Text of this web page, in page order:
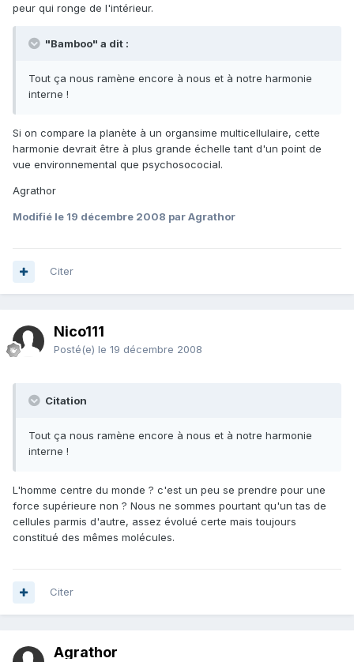
peur qui ronge de l'intérieur.
"Bamboo" a dit :
Tout ça nous ramène encore à nous et à notre harmonie
interne !
Si on compare la planète à un organsime multicellulaire, cette
harmonie devrait être à plus grande échelle tant d'un point de
vue environnemental que psychosococial.
Agrathor
Modifié le 19 décembre 2008 par Agrathor
Citer
Nico111
Posté(e) le 19 décembre 2008
Citation
Tout ça nous ramène encore à nous et à notre harmonie
interne !
L'homme centre du monde ? c'est un peu se prendre pour une
force supérieure non ? Nous ne sommes pourtant qu'un tas de
cellules parmis d'autre, assez évolué certe mais toujours
constitué des mêmes molécules.
Citer
Agrathor